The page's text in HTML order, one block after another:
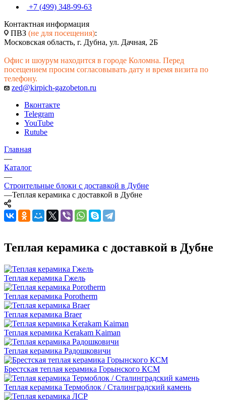
+7 (499) 348-99-63
Контактная информация
ПВЗ (не для посещения):
Московская область, г. Дубна, ул. Дачная, 2Б
Офис и шоурум находится в городе Коломна. Перед
посещением просим согласовывать дату и время визита по
телефону.
zed@kirpich-gazobeton.ru
Вконтакте
Telegram
YouTube
Rutube
Главная
—
Каталог
—
Строительные блоки с доставкой в Дубне
—Теплая керамика с доставкой в Дубне
Теплая керамика с доставкой в Дубне
Теплая керамика Гжель
Теплая керамика Porotherm
Теплая керамика Braer
Теплая керамика Kerakam Kaiman
Теплая керамика Радошковичи
Брестская теплая керамика Горынского КСМ
Теплая керамика Термоблок / Сталинградский камень